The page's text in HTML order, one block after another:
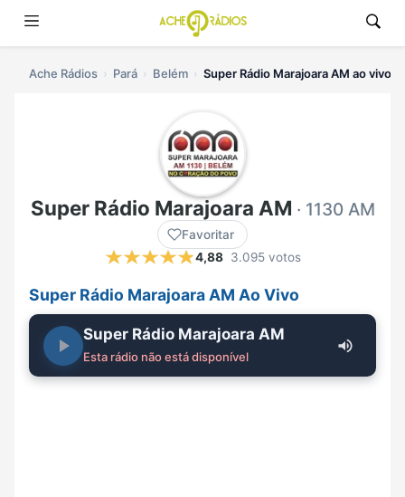
Ache Rádios Pará Belém Super Rádio Marajoara AM ao vivo
Super Rádio Marajoara AM · 1130 AM
Favoritar
4,88 3.095 votos
Super Rádio Marajoara AM Ao Vivo
Super Rádio Marajoara AM
Esta rádio não está disponível